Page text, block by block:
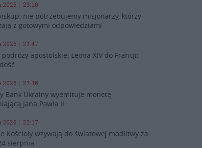
2026 | 23:10
nie potrzebujemy misjonarzy, którzy
z gotowymi odpowiedziami
2026 | 22:47
apostolskiej Leona XIV do Francji:
2026 | 22:36
Bank Ukrainy wyemituje monetę
Jana Pawła II
2026 | 22:17
Kościoły wzywają do światowej modlitwy za
sierpnia